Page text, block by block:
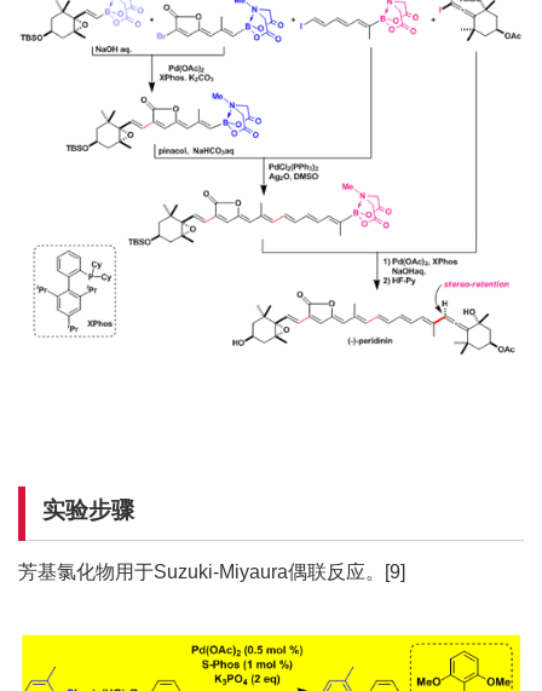
实验步骤
芳基氯化物用于Suzuki-Miyaura偶联反应。[9]